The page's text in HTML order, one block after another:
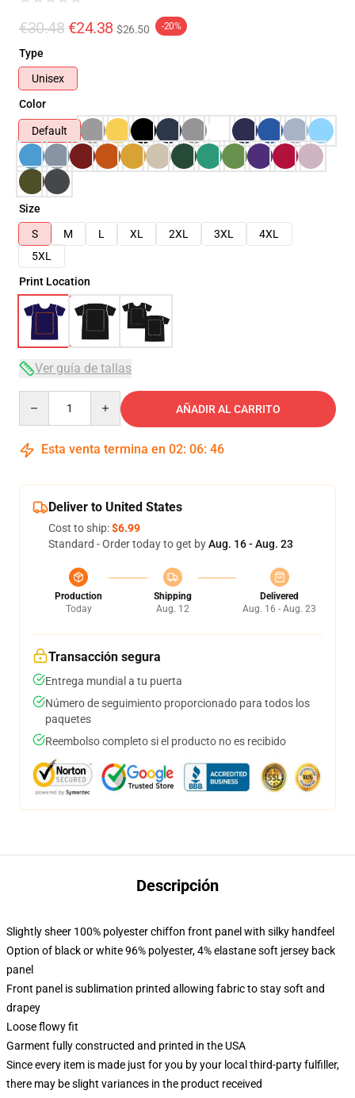
€30.48 €24.38 $26.50 -20%
Type
Unisex
Color
Default
Size
S
M L XL 2XL 3XL
4XL
5XL
Print Location
Ver guía de tallas
AÑADIR AL CARRITO
Esta venta termina en 02: 06: 46
Deliver to United States
Cost to ship:$6.99
Standard - Order today to get byAug. 16 - Aug. 23
Production
Today
Shipping
Aug. 12
Delivered
Aug. 16 - Aug. 23
Transacción segura
Entrega mundial a tu puerta
Número de seguimiento proporcionado para todos los
paquetes
Reembolso completo si el producto no es recibido
Descripción
Slightly sheer 100% polyester chiffon front panel with silky handfeel
Option of black or white 96% polyester, 4% elastane soft jersey back
panel
Front panel is sublimation printed allowing fabric to stay soft and
drapey
Loose flowy fit
Garment fully constructed and printed in the USA
Since every item is made just for you by your local third-party fulfiller,
there may be slight variances in the product received